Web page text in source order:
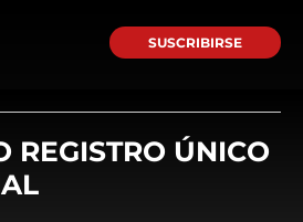
SUSCRIBIRSE
REGISTRO ÚNICO